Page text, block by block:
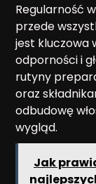
Regularność
przede
jest kluczowa
odporności i
rutyny
oraz
odbudowę
wygląd.
Jak